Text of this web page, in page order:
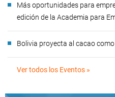
Más oportunidades para
edición de la Academia para
Bolivia proyecta al cacao
Ver todos los Eventos »